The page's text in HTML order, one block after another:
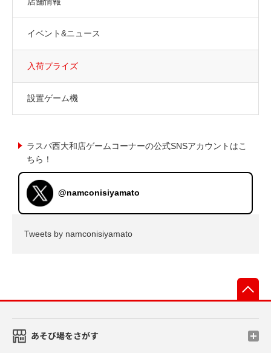
イベント&ニュース
入荷プライズ
設置ゲーム機
ラスパ西大和店ゲームコーナーの公式SNSアカウントはこ
ちら！
@namconisiyamato
Tweets by namconisiyamato
あそび場をさがす